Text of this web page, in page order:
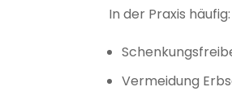
In der Praxis häufig:
Vermeidung